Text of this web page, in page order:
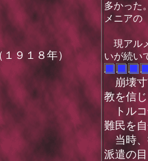
９１８年）
多かった
メニアの
現アル
いが続い
崩壊寸
教を信
トルコ
難民を
当時、
派遣の